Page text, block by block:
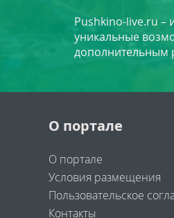
Pushkino-live.ru –
уникальные
дополнительным
О портале
О портале
Условия размещения
Пользовательское
Контакты